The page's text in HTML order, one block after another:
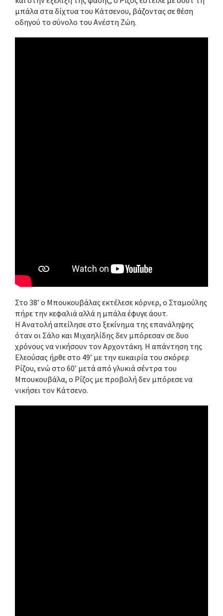
μπάλα στα δίχτυα του Κάτσενου, βάζοντας σε θέση
οδηγού το σύνολο του Ανέστη Ζώη.
Στο 38’ ο Μπουκουβάλας εκτέλεσε κόρνερ, ο Σταμούλης
πήρε την κεφαλιά αλλά η μπάλα έφυγε άουτ.
Η Ανατολή απείλησε στο ξεκίνημα της επανάληψης
όταν οι Σάλο και Μιχαηλίδης δεν μπόρεσαν σε δυο
χρόνους να νικήσουν τον Αρχοντάκη. Η απάντηση της
Ελεούσας ήρθε στο 49’ με την ευκαιρία του σκόρερ
Ρίζου, ενώ στο 60’ μετά από γλυκιά σέντρα του
Μπουκουβάλα, ο Ρίζος με προβολή δεν μπόρεσε να
νικήσει τον Κάτσενο.